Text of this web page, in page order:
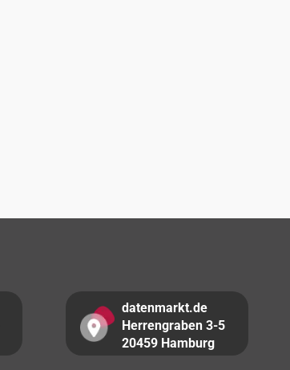
datenmarkt.de
Herrengraben 3-5
20459 Hamburg